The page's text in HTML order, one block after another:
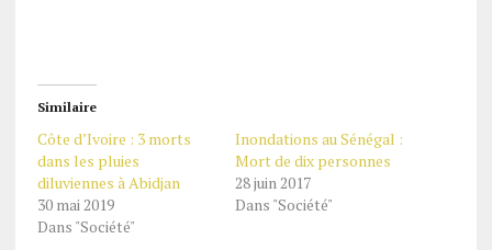
Similaire
Côte d’Ivoire : 3 morts
dans les pluies
diluviennes à Abidjan
30 mai 2019
Dans "Société"
Inondations au Sénégal :
Mort de dix personnes
28 juin 2017
Dans "Société"